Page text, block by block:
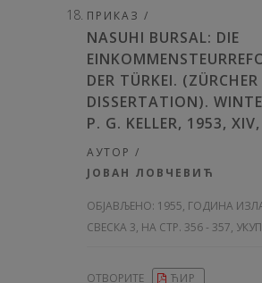
ПРИКАЗ /
NASUHI BURSAL: DIE
DER TÜRKEI. (ZÜRCHER
DISSERTATION).
P. G. KELLER, 1953,
АУТОР /
ЈОВАН ЛОВЧЕВИЋ
ОБЈАВЉЕНО: 1955, ГОДИНА
СВЕСКА 3, НА СТР. 356 - 357,
ОТВОРИТЕ ЋИР